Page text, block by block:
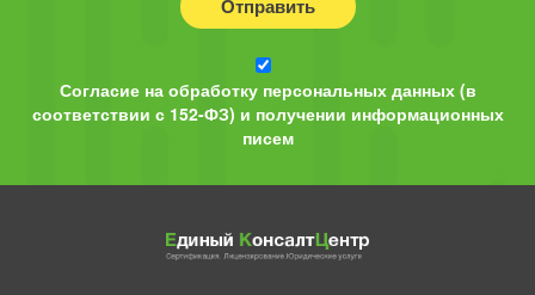
Отправить
Согласие на обработку персональных данных (в
соответствии с 152-ФЗ) и получении информационных
писем